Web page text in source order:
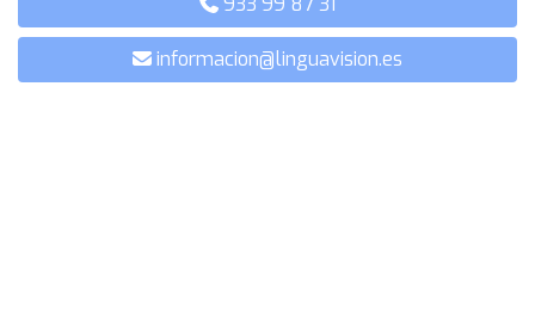
informacion@linguavision.es